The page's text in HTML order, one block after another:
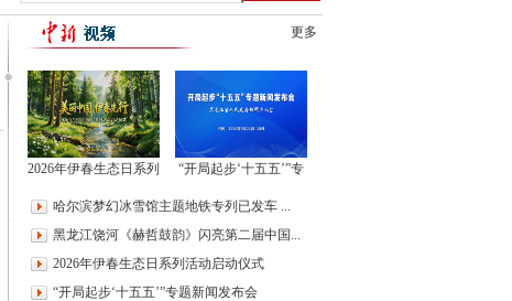
更多
2026年伊春生态日系列
“开局起步‘十五五’”专
哈尔滨梦幻冰雪馆主题地铁专列已发车 ...
黑龙江饶河《赫哲鼓韵》闪亮第二届中国...
2026年伊春生态日系列活动启动仪式
“开局起步‘十五五’”专题新闻发布会